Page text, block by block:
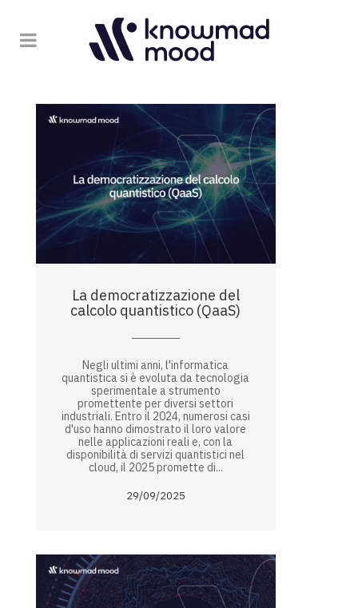
La democratizzazione del
calcolo quantistico (QaaS)
Negli ultimi anni, l'informatica
quantistica si è evoluta da tecnologia
sperimentale a strumento
promettente per diversi settori
industriali. Entro il 2024, numerosi casi
d'uso hanno dimostrato il loro valore
nelle applicazioni reali e, con la
disponibilità di servizi quantistici nel
cloud, il 2025 promette di...
29/09/2025